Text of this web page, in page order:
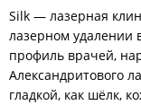
Silk — лазерная
лазерном удалении
профиль врачей,
Александритового
гладкой, как шёлк,